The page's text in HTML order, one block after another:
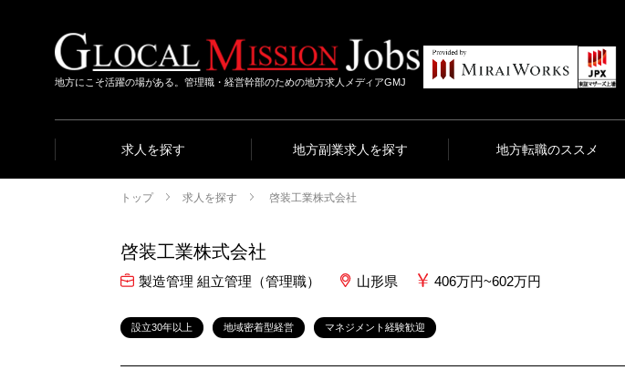
地方にこそ活躍の場がある。管理職・経営幹部のための地方求人メディアGMJ
求人を探す 地方副業求人を探す 地方転職のススメ
トップ 求人を探す 啓装工業株式会社
啓装工業株式会社
製造管理 組立管理（管理職） 山形県 406万円~602万円
設立30年以上 地域密着型経営 マネジメント経験歓迎